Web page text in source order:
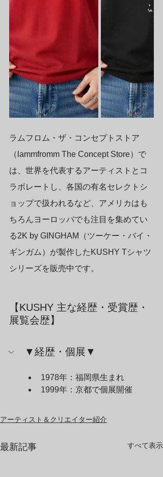
ラムフロム・ザ・コンセプトストア
（lammfromm The Concept Store）で
は、世界を代表するアーティストとコ
ラボレートし、各国の有名セレクトシ
ョップで扱われるなど、アメリカはも
ちろんヨーロッパでも注目を集めてい
る2K by GINGHAM（ツーケー・バイ・
ギンガム）が製作したKUSHY Tシャツ
シリーズを販売中です。
【KUSHY 主な経歴・受賞歴・
展覧会歴】
▼経歴・個展▼
1978年：福岡県生まれ
1999年：京都で個展開催
アーティスト＆クリエイター紹介
最新記事 すべて表示